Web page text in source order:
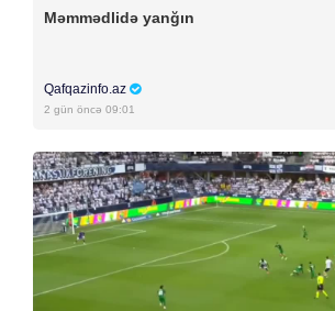
Məmmədlidə yanğın
Qafqazinfo.az
2 gün öncə 09:01